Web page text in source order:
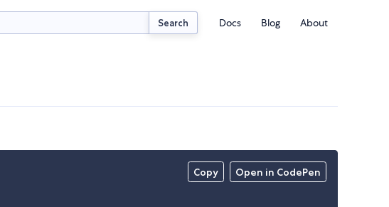
Search Docs Blog About
Copy Open in CodePen